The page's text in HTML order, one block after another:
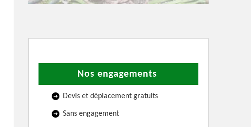
Nos engagements
Devis et déplacement gratuits
Sans engagement